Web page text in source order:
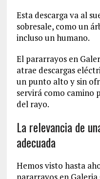
Esta descarga va al
sobresale, como un
incluso un humano.
El pararrayos en
atrae descargas
un punto alto y sin
servirá como camino
del rayo.
La relevancia de
adecuada
Hemos visto hasta
pararrayos en